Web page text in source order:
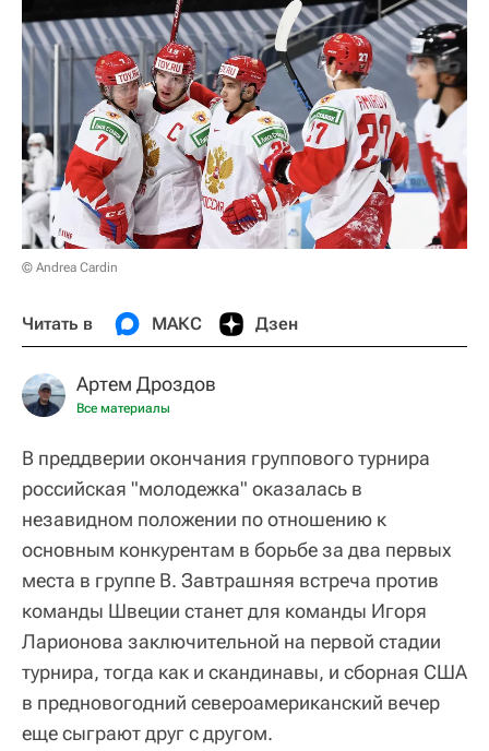
© Andrea Cardin
Читать в МАКС Дзен
Артем Дроздов
Все материалы
В преддверии окончания группового турнира
российская "молодежка" оказалась в
незавидном положении по отношению к
основным конкурентам в борьбе за два первых
места в группе В. Завтрашняя встреча против
команды Швеции станет для команды Игоря
Ларионова заключительной на первой стадии
турнира, тогда как и скандинавы, и сборная США
в предновогодний североамериканский вечер
еще сыграют друг с другом.